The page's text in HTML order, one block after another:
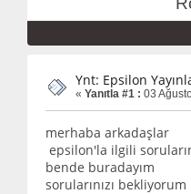
Ynt: Epsilon
« Yanıtla #1 : 03
merhaba arkadaşlar
epsilon'la ilgili
bende buradayım
sorularınızı bekliyorum